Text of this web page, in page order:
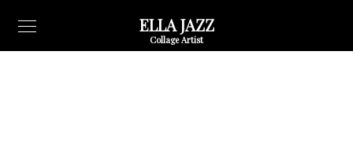
ELLA JAZZ
Collage Artist